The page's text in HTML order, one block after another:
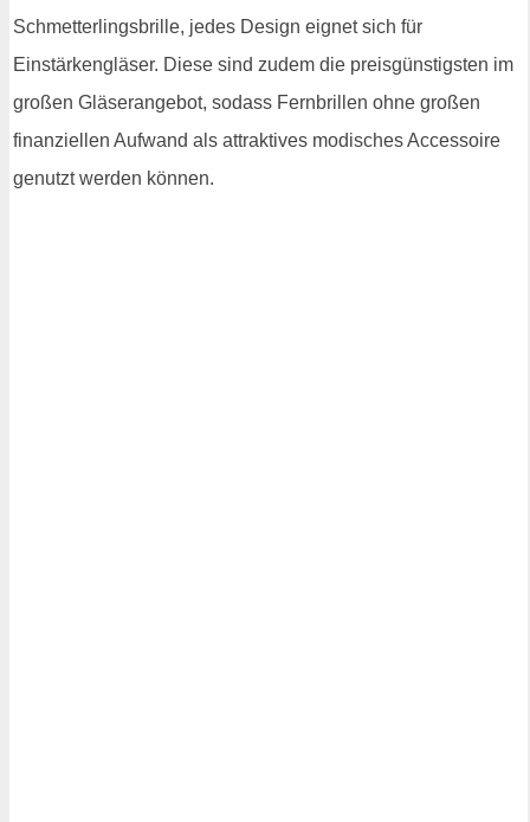
Schmetterlingsbrille, jedes Design eignet sich für
Einstärkengläser. Diese sind zudem die preisgünstigsten im
großen Gläserangebot, sodass Fernbrillen ohne großen
finanziellen Aufwand als attraktives modisches Accessoire
genutzt werden können.